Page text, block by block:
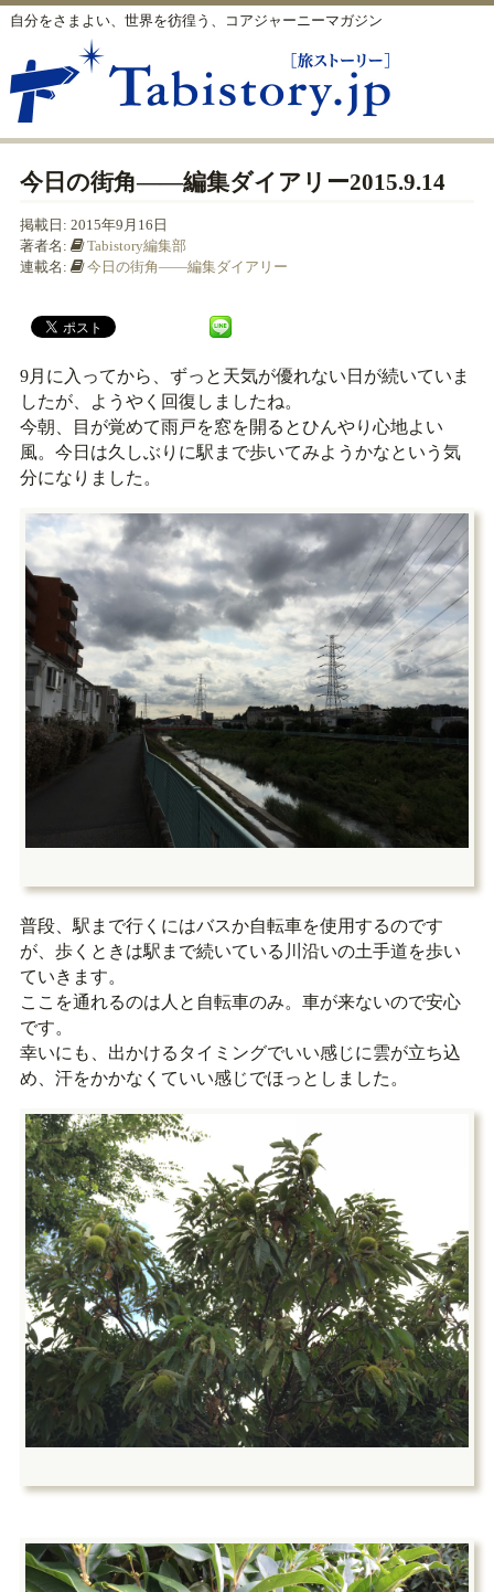
自分をさまよい、世界を彷徨う、コアジャーニーマガジン
今日の街角――編集ダイアリー2015.9.14
掲載日: 2015年9月16日
著者名:
Tabistory編集部
連載名:
今日の街角――編集ダイアリー
9月に入ってから、ずっと天気が優れない日が続いていま
したが、ようやく回復しましたね。
今朝、目が覚めて雨戸を窓を開るとひんやり心地よい
風。今日は久しぶりに駅まで歩いてみようかなという気
分になりました。
普段、駅まで行くにはバスか自転車を使用するのです
が、歩くときは駅まで続いている川沿いの土手道を歩い
ていきます。
ここを通れるのは人と自転車のみ。車が来ないので安心
です。
幸いにも、出かけるタイミングでいい感じに雲が立ち込
め、汗をかかなくていい感じでほっとしました。